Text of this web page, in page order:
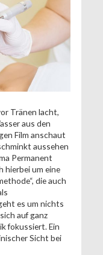
Tränen lacht,
aus den
Film anschaut
aussehen
Permanent
hierbei um eine
die auch
es um nichts
auf ganz
fokussiert. Ein
Sicht bei